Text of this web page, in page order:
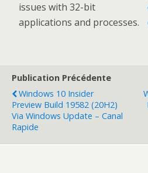
issues with 32-bit
applications and processes.
Publication Précédente
Windows 10 Insider
Preview Build 19582 (20H2)
Via Windows Update – Canal
Rapide